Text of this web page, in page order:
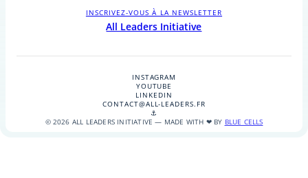
INSCRIVEZ-VOUS À LA NEWSLETTER
All Leaders Initiative
INSTAGRAM
YOUTUBE
LINKEDIN
CONTACT@ALL-LEADERS.FR
⚓
© 2026 ALL LEADERS INITIATIVE — MADE WITH ❤ BY BLUE CELLS